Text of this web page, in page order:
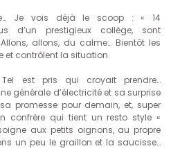
Je vois déjà le scoop : « 14
d’un prestigieux collège, sont
allons, du calme… Bientôt les
et contrôlent la situation.
est pris qui croyait prendre…
générale d’électricité et sa surprise
promesse pour demain, et, super
confrère qui tient un resto style «
aux petits oignons, au propre
un peu le graillon et la saucisse…